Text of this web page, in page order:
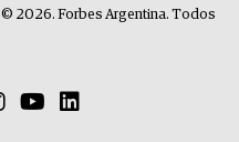
© 2026. Forbes Argentina. Todos